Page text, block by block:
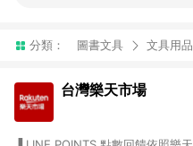
分類： 圖書文具 文具用品
台灣樂天市場